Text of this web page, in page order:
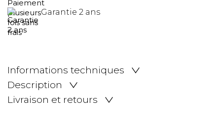
Garantie 2 ans
Informations techniques
Description
Livraison et retours